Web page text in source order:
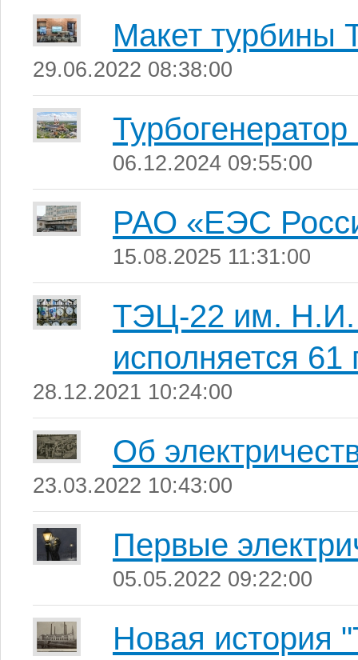
Макет турбины
29.06.2022 08:38:00
06.12.2024 09:55:00
РАО «ЕЭС
15.08.2025 11:31:00
ТЭЦ-22 им. Н.И.
исполняется 61
28.12.2021 10:24:00
Об
23.03.2022 10:43:00
Первые
05.05.2022 09:22:00
Новая история